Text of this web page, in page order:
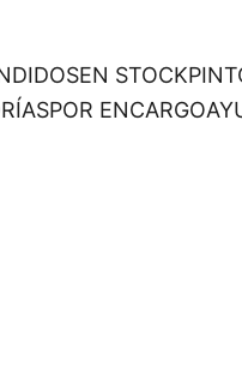
EN STOCK
POR ENCARGO